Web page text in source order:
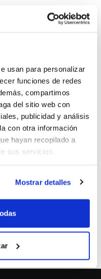
usan para personalizar
funciones de redes
compartimos
del sitio web con
publicidad y análisis
con otra información
hayan recopilado a
sus servicios.
Mostrar detalles
este viernes a
del baloncesto,
la creación y desarrollo
, entidad para la que se
a lo largo de su
con la ciudad, y con el
huérfano de
y claves desde
Club Baloncesto
antonio villanueva